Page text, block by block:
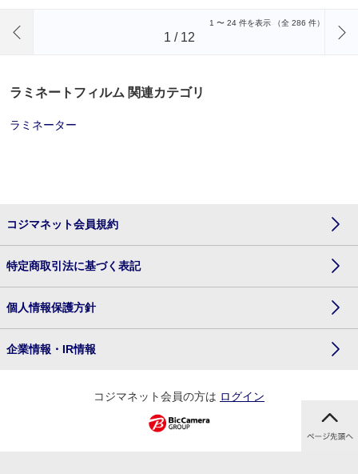
1 〜 24 件を表示 （全 286 件）
1 / 12
ラミネートフィルム 関連カテゴリ
ラミネーター
コジマネット会員規約
特定商取引法に基づく表記
個人情報保護方針
企業情報・IR情報
コジマネット会員の方は ログイン